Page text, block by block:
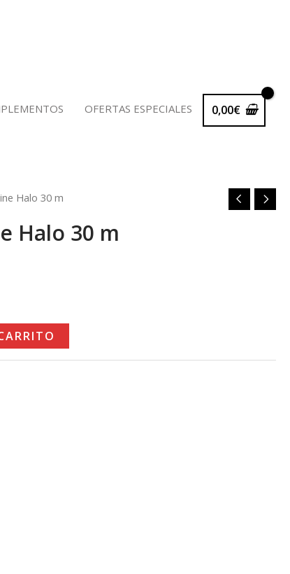
OFERTAS ESPECIALES 0,00€
Halo 30 m
Halo 30 m